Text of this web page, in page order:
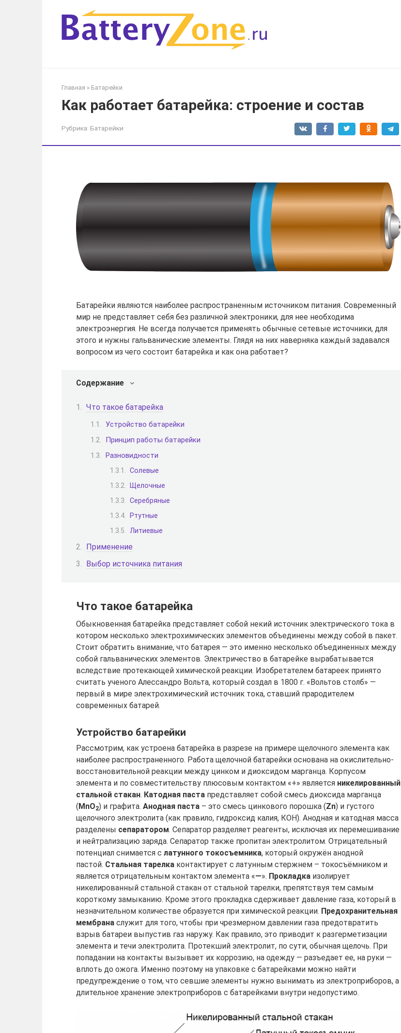
Главная » Батарейки
Как работает батарейка: строение и состав
Рубрика: Батарейки
Батарейки являются наиболее распространенным источником питания. Современный
мир не представляет себя без различной электроники, для нее необходима
электроэнергия. Не всегда получается применять обычные сетевые источники, для
этого и нужны гальванические элементы. Глядя на них наверняка каждый задавался
вопросом из чего состоит батарейка и как она работает?
Содержание
Что такое батарейка
Устройство батарейки
Принцип работы батарейки
Разновидности
Солевые
Щелочные
Серебряные
Ртутные
Литиевые
Применение
Выбор источника питания
Что такое батарейка
Обыкновенная батарейка представляет собой некий источник электрического тока в
котором несколько электрохимических элементов объединены между собой в пакет.
Стоит обратить внимание, что батарея — это именно несколько объединенных между
собой гальванических элементов. Электричество в батарейке вырабатывается
вследствие протекающей химической реакции. Изобретателем батареек принято
считать ученого Алессандро Вольта, который создал в 1800 г. «Вольтов столб» —
первый в мире электрохимический источник тока, ставший прародителем
современных батарей.
Устройство батарейки
Рассмотрим, как устроена батарейка в разрезе на примере щелочного элемента как
наиболее распространенного. Работа щелочной батарейки основана на окислительно-
восстановительной реакции между цинком и диоксидом марганца. Корпусом
элемента и по совместительству плюсовым контактом «+» является никелированный
стальной стакан. Катодная паста представляет собой смесь диоксида марганца
(MnO2) и графита. Анодная паста – это смесь цинкового порошка (Zn) и густого
щелочного электролита (как правило, гидроксид калия, КОН). Анодная и катодная масса
разделены сепаратором. Сепаратор разделяет реагенты, исключая их перемешивание
и нейтрализацию заряда. Сепаратор также пропитан электролитом. Отрицательный
потенциал снимается с латунного токосъемника, который окружён анодной
пастой. Стальная тарелка контактирует с латунным стержнем – токосъёмником и
является отрицательным контактом элемента «—». Прокладка изолирует
никелированный стальной стакан от стальной тарелки, препятствуя тем самым
короткому замыканию. Кроме этого прокладка сдерживает давление газа, который в
незначительном количестве образуется при химической реакции. Предохранительная
мембрана служит для того, чтобы при чрезмерном давлении газа предотвратить
взрыв батареи выпустив газ наружу. Как правило, это приводит к разгерметизации
элемента и течи электролита. Протекший электролит, по сути, обычная щелочь. При
попадании на контакты вызывает их коррозию, на одежду — разъедает ее, на руки —
вплоть до ожога. Именно поэтому на упаковке с батарейками можно найти
предупреждение о том, что севшие элементы нужно вынимать из электроприборов, а
длительное хранение электроприборов с батарейками внутри недопустимо.